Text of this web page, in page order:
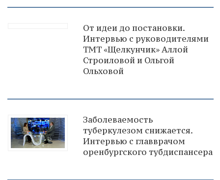
От идеи до постановки.
Интервью с руководителями
ТМТ «Щелкунчик» Аллой
Строиловой и Ольгой
Ольховой
Заболеваемость
туберкулезом снижается.
Интервью с главврачом
оренбургского тубдиспансера